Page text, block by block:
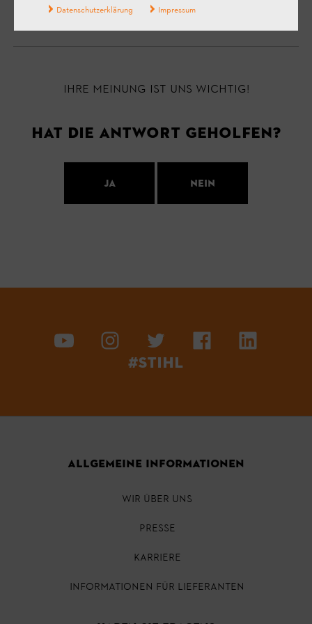
Ihre Meinung ist uns wichtig!
Hat die Antwort geholfen?
Ja Nein
#STIHL
ALLGEMEINE INFORMATIONEN
WIR ÜBER UNS
PRESSE
KARRIERE
INFORMATIONEN FÜR LIEFERANTEN
Datenschutzerklärung Impressum